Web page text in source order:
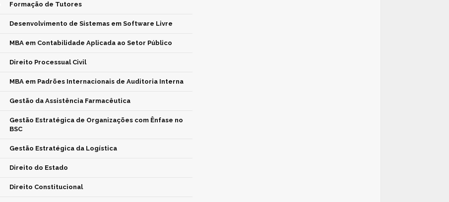
Formação de Tutores
Desenvolvimento de Sistemas em Software Livre
MBA em Contabilidade Aplicada ao Setor Público
Direito Processual Civil
MBA em Padrões Internacionais de Auditoria Interna
Gestão da Assistência Farmacêutica
Gestão Estratégica de Organizações com Ênfase no
BSC
Gestão Estratégica da Logística
Direito do Estado
Direito Constitucional